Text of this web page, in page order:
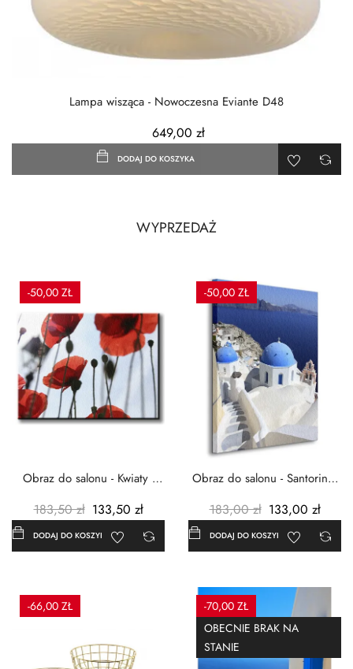
Lampa wisząca - Nowoczesna Eviante D48
649,00 zł
DODAJ DO KOSZYKA
WYPRZEDAŻ
-50,00 ZŁ
Obraz do salonu - Kwiaty -
183,50 zł 133,50 zł
DODAJ DO KOSZYKA
-50,00 ZŁ
Obraz do salonu - Santorini -
183,00 zł 133,00 zł
DODAJ DO KOSZYKA
-66,00 ZŁ
-70,00 ZŁ
OBECNIE BRAK NA
STANIE